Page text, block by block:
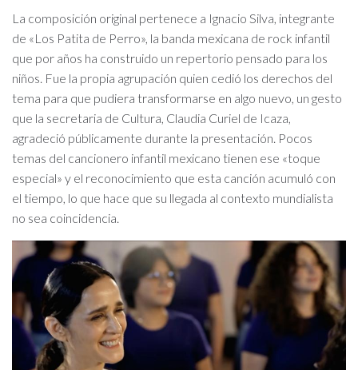
La composición original pertenece a Ignacio Silva, integrante
de «Los Patita de Perro», la banda mexicana de rock infantil
que por años ha construido un repertorio pensado para los
niños. Fue la propia agrupación quien cedió los derechos del
tema para que pudiera transformarse en algo nuevo, un gesto
que la secretaria de Cultura, Claudia Curiel de Icaza,
agradeció públicamente durante la presentación. Pocos
temas del cancionero infantil mexicano tienen ese «toque
especial» y el reconocimiento que esta canción acumuló con
el tiempo, lo que hace que su llegada al contexto mundialista
no sea coincidencia.